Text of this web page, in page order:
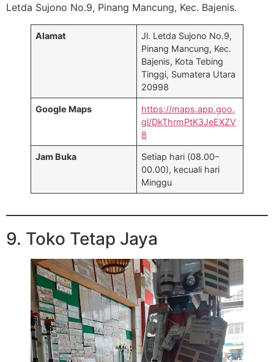
Letda Sujono No.9, Pinang Mancung, Kec. Bajenis.
Alamat
Jl. Letda Sujono No.9,
Pinang Mancung, Kec.
Bajenis, Kota Tebing
Tinggi, Sumatera Utara
20998
Google Maps
https://maps.app.goo.
gl/DkThrmPtK3JeEXZV
8
Jam Buka
Setiap hari (08.00–
00.00), kecuali hari
Minggu
9. Toko Tetap Jaya